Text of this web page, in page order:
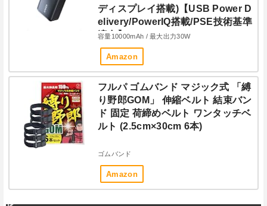
ディスプレイ搭載)【USB Power D
elivery/PowerIQ搭載/PSE技術基準
適合】iPhone 15 Android MacBo
ok その他各種機器対応 (ブラック)
容量10000mAh / 最大出力30W
Amazon
フルパ ゴムバンド マジック式 「縛
り野郎GOM」 伸縮ベルト 結束バン
ド 固定 荷締めベルト ワンタッチベ
ルト (2.5cm×30cm 6本)
ゴムバンド
Amazon